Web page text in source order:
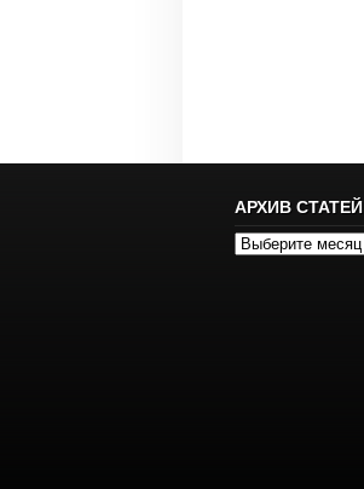
АРХИВ СТАТЕЙ
Архив